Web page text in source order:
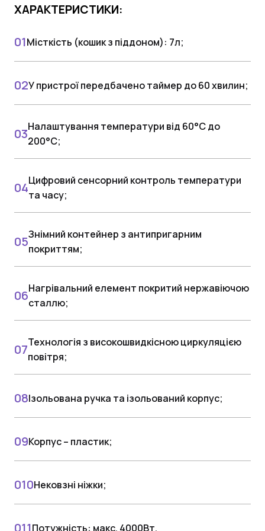
ХАРАКТЕРИСТИКИ:
Місткість (кошик з піддоном): 7л;
У пристрої передбачено таймер до 60 хвилин;
Налаштування температури від 60°C до
200°C;
Цифровий сенсорний контроль температури
та часу;
Знімний контейнер з антипригарним
покриттям;
Нагрівальний елемент покритий нержавіючою
сталлю;
Технологія з високошвидкісною циркуляцією
повітря;
Ізольована ручка та ізольований корпус;
Корпус – пластик;
Нековзні ніжки;
Потужність: макс. 4000Вт.